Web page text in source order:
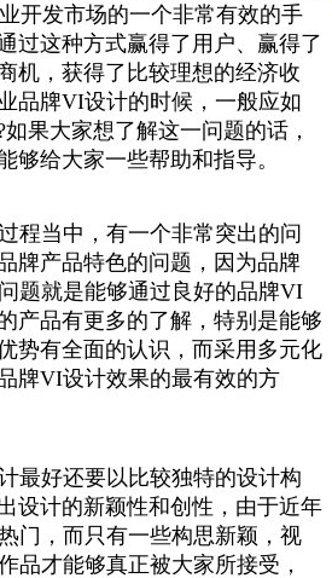
开发市场的一个非常有效的手
过这种方式赢得了用户、赢得了
机，获得了比较理想的经济收
品牌VI设计的时候，一般应如
果大家想了解这一问题的话，
够给大家一些帮助和指导。
程当中，有一个非常突出的问
牌产品特色的问题，因为品牌
题就是能够通过良好的品牌VI
产品有更多的了解，特别是能够
势有全面的认识，而采用多元化
牌VI设计效果的最有效的方
最好还要以比较独特的设计构
设计的新颖性和创性，由于近年
门，而只有一些构思新颖，视
品才能够真正被大家所接受，